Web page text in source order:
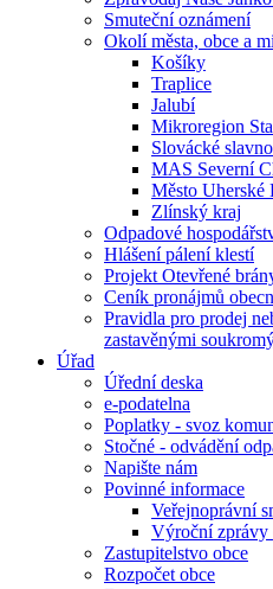
Smuteční oznámení
Okolí města, obce a
Košíky
Traplice
Jalubí
Mikroregion
Slovácké
MAS Severní
Město Uherské
Zlínský kraj
Odpadové
Hlášení pálení klestí
Projekt Otevřené
Ceník pronájmů
Pravidla pro prodej
zastavěnými
Úřad
Úřední deska
e-podatelna
Poplatky - svoz
Stočné - odvádění
Napište nám
Povinné informace
Veřejnoprávní
Výroční zprávy
Zastupitelstvo obce
Rozpočet obce